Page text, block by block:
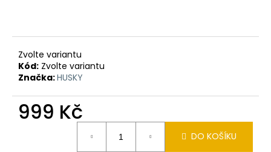
Zvolte variantu
Kód: Zvolte variantu
Značka:HUSKY
999 Kč
DO KOŠÍKU
r
u
č
u
j
m